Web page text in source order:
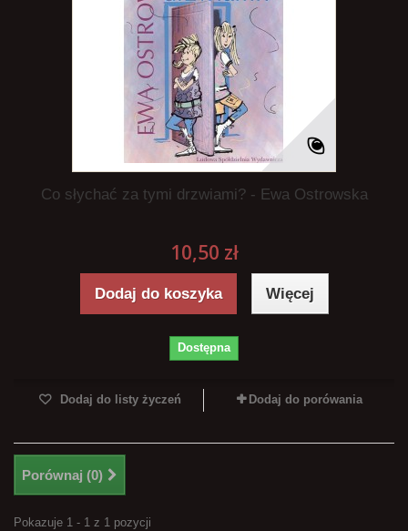
Co słychać za tymi drzwiami? - Ewa Ostrowska
10,50 zł
Dodaj do koszyka Więcej
Dostępna
Dodaj do listy życzeń Dodaj do porówania
Porównaj (0)
Pokazuje 1 - 1 z 1 pozycji